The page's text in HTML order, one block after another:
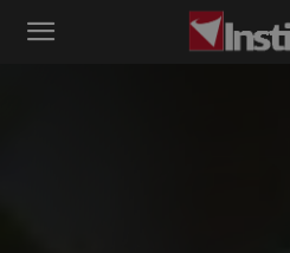
Instinkt